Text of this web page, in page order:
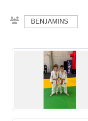
BENJAMINS